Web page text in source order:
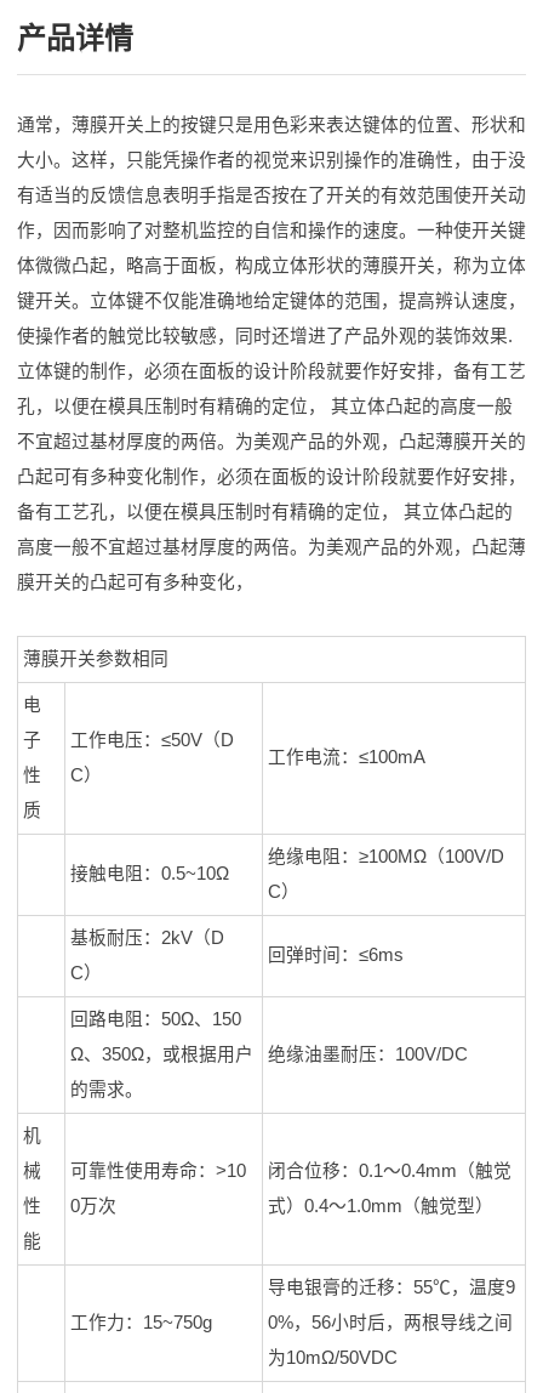
产品详情
通常，薄膜开关上的按键只是用色彩来表达键体的位置、形状和
大小。这样，只能凭操作者的视觉来识别操作的准确性，由于没
有适当的反馈信息表明手指是否按在了开关的有效范围使开关动
作，因而影响了对整机监控的自信和操作的速度。一种使开关键
体微微凸起，略高于面板，构成立体形状的薄膜开关，称为立体
键开关。立体键不仅能准确地给定键体的范围，提高辨认速度，
使操作者的触觉比较敏感，同时还增进了产品外观的装饰效果.
立体键的制作，必须在面板的设计阶段就要作好安排，备有工艺
孔，以便在模具压制时有精确的定位， 其立体凸起的高度一般
不宜超过基材厚度的两倍。为美观产品的外观，凸起薄膜开关的
凸起可有多种变化制作，必须在面板的设计阶段就要作好安排，
备有工艺孔，以便在模具压制时有精确的定位， 其立体凸起的
高度一般不宜超过基材厚度的两倍。为美观产品的外观，凸起薄
膜开关的凸起可有多种变化，
薄膜开关参数相同
电
子
性
质
工作电压：≤50V（D
C）
工作电流：≤100mA
接触电阻：0.5~10Ω
绝缘电阻：≥100MΩ（100V/D
C）
基板耐压：2kV（D
C）
回弹时间：≤6ms
回路电阻：50Ω、150
Ω、350Ω，或根据用户
的需求。
绝缘油墨耐压：100V/DC
机
械
性
能
可靠性使用寿命：>10
0万次
闭合位移：0.1～0.4mm（触觉
式）0.4～1.0mm（触觉型）
工作力：15~750g
导电银膏的迁移：55℃，温度9
0%，56小时后，两根导线之间
为10mΩ/50VDC